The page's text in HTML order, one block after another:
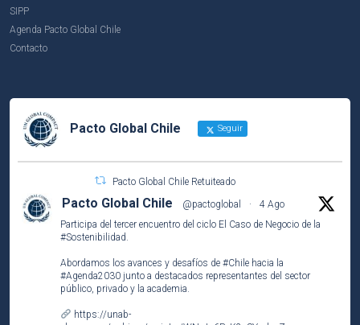
SIPP
Agenda Pacto Global Chile
Contacto
Pacto Global Chile Seguir
Pacto Global Chile Retuiteado
Pacto Global Chile @pactoglobal ·
4 Ago
Participa del tercer encuentro del ciclo El Caso de Negocio de la
#Sostenibilidad
Abordamos los avances y desafíos de #Chile hacia la
#Agenda2030 junto a destacados representantes del sector
público, privado y la academia.
https://unab-